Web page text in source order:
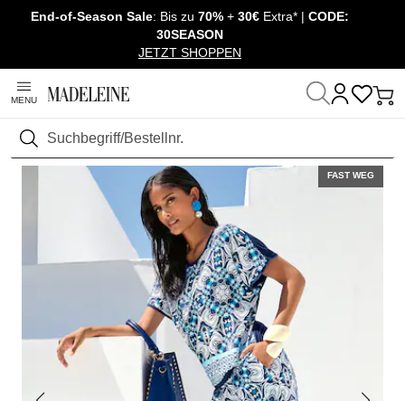
Überspringe Navigation, direkt zum Content
End-of-Season Sale: Bis zu 70% + 30€ Extra* | CODE:
30SEASON
JETZT SHOPPEN
MENU
Suchen
Startseite Mode
FAST WEG